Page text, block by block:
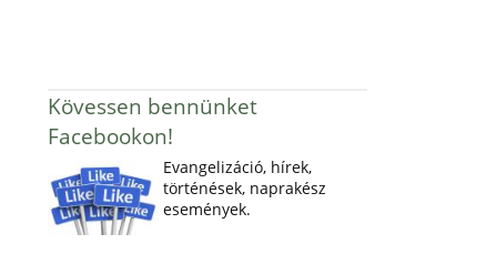
Kövessen bennünket
Facebookon!
Evangelizáció, hírek,
történések, naprakész
események.